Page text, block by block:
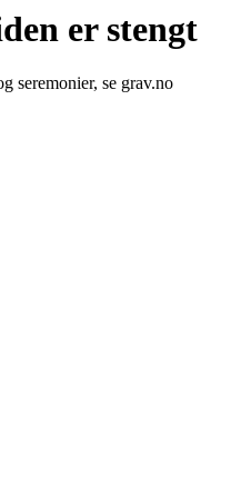
er stengt
seremonier, se grav.no